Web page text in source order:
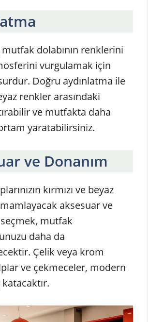
dolabının renklerini
vurgulamak için
Doğru aydınlatma ile
renkler arasındaki
ve mutfakta daha
yaratabilirsiniz.
ve Donanım
kırmızı ve beyaz
aksesuar ve
mutfak
daha da
Çelik veya krom
ve çekmeceler, modern